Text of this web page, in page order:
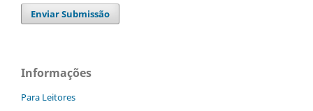
Enviar Submissão
Informações
Para Leitores